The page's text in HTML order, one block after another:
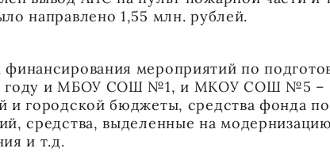
направлено 1,55 млн. рублей.
финансирования мероприятий по
году и МБОУ СОШ №1, и МКОУ СОШ №5 –
и городской бюджеты, средства фонда
средства, выделенные на
и т.д.